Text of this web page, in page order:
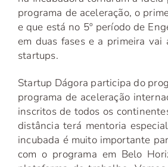
programa de aceleração, o
e que está no 5º período de
em duas fases e a primeira vai
startups.
Startup Dágora participa do
programa de aceleração
inscritos de todos os
distância terá mentoria
incubada é muito importante
com o programa em Belo